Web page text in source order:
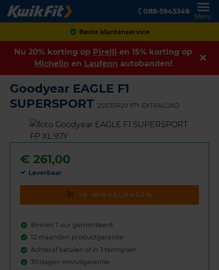
088-5945348
Menu
Achteraf betalen
Nu 20% korting op Pirelli en 15% korting op
Michelin en Laufenn autobanden!
Goodyear EAGLE F1
SUPERSPORT 255/35R20 97Y EXTRALOAD
€ 261,00
Leverbaar
IN WINKELWAGEN
Binnen 1 uur gemonteerd
12 maanden productgarantie
Achteraf betalen of in 3 termijnen
30 dagen omruilgarantie